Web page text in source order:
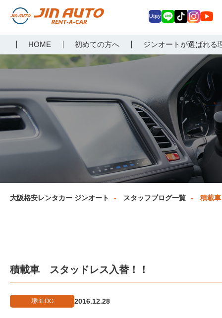
らジンオートレンタカー
HOME 初めての方へ ジンオートが選ばれる
ey E
Tokagr
am
uT
ub
大阪格安レンタカー ジンオート スタッフブログ一覧 積載
積載車 スタッドレス入替！！
堺BLOG 2016.12.28